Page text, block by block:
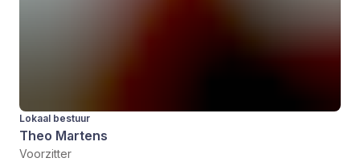
Lokaal bestuur
Theo Martens
Voorzitter